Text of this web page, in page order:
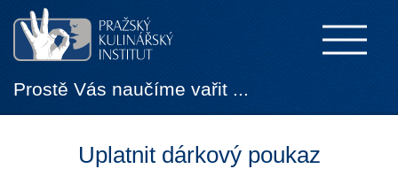
Prostě Vás naučíme vařit ...
Uplatnit dárkový poukaz